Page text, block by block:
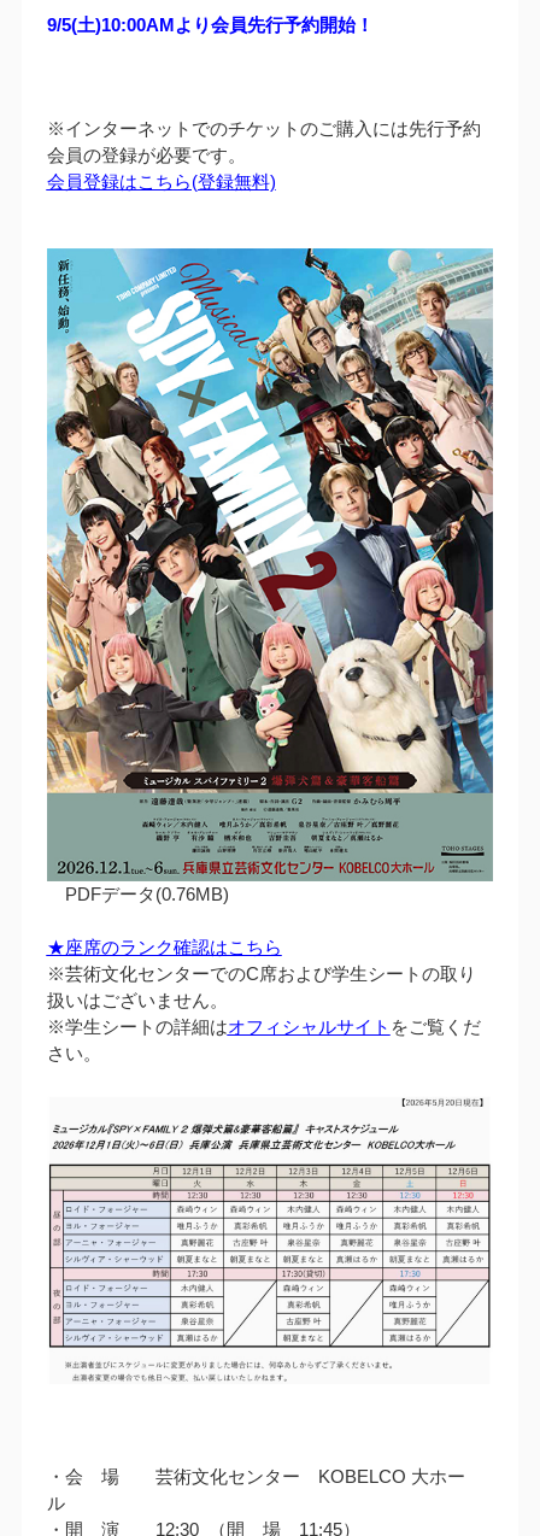
9/5(土)10:00AMより会員先行予約開始！
※インターネットでのチケットのご購入には先行予約
会員の登録が必要です。
会員登録はこちら(登録無料)
PDFデータ(0.76MB)
★座席のランク確認はこちら
※芸術文化センターでのC席および学生シートの取り
扱いはございません。
※学生シートの詳細はオフィシャルサイト をご覧くだ
さい。
・会 場 芸術文化センター KOBELCO 大ホー
ル
・開 演 12:30 （開 場 11:45）